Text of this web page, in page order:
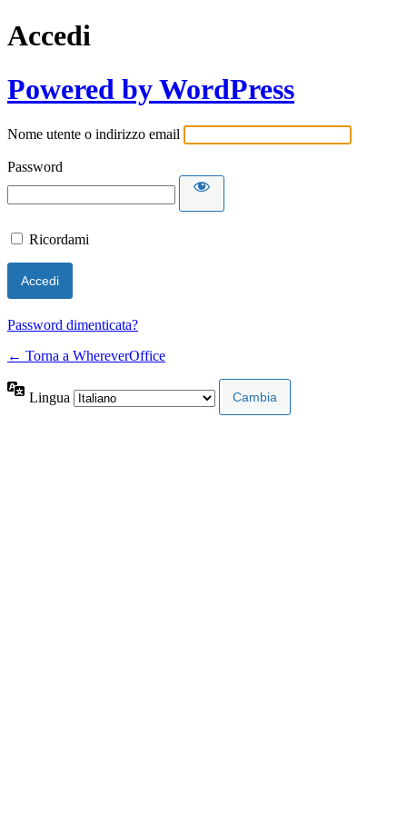
Accedi
Powered by WordPress
Nome utente o indirizzo email
Password
Ricordami
Password dimenticata?
← Torna a WhereverOffice
Lingua